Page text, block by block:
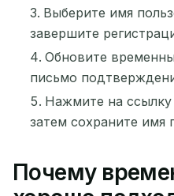
Выберите имя
завершите
Обновите
письмо
Нажмите на
затем сохраните имя
Почему